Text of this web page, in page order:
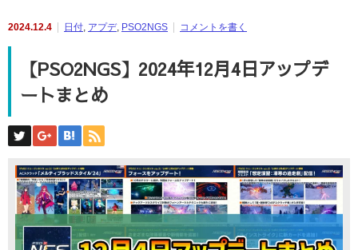
2024.12.4 日付, アプデ, PSO2NGS コメントを書く
【PSO2NGS】2024年12月4日アップデ
ートまとめ